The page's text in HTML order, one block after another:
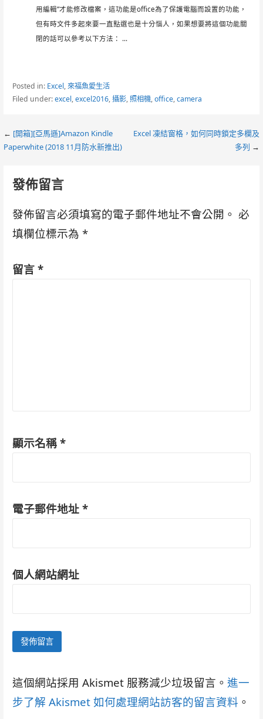
用編輯“才能修改檔案，這功能是office為了保護電腦而設置的功能，
但有時文件多起來要一直點選也是十分惱人，如果想要將這個功能關
閉的話可以參考以下方法： ...
Posted in: Excel,來福魚愛生活
Filed under:excel,excel2016,攝影, 照相機,office,camera
Post
← [開箱][亞馬遜]Amazon Kindle
Paperwhite (2018 11月防水新推出)
Excel 凍結窗格，如何同時鎖定多欄及
多列 →
發佈留言
發佈留言必須填寫的電子郵件地址不會公開。 必
填欄位標示為 *
留言 *
顯示名稱 *
電子郵件地址 *
個人網站網址
這個網站採用 Akismet 服務減少垃圾留言。 進一
步了解 Akismet 如何處理網站訪客的留言資料 。